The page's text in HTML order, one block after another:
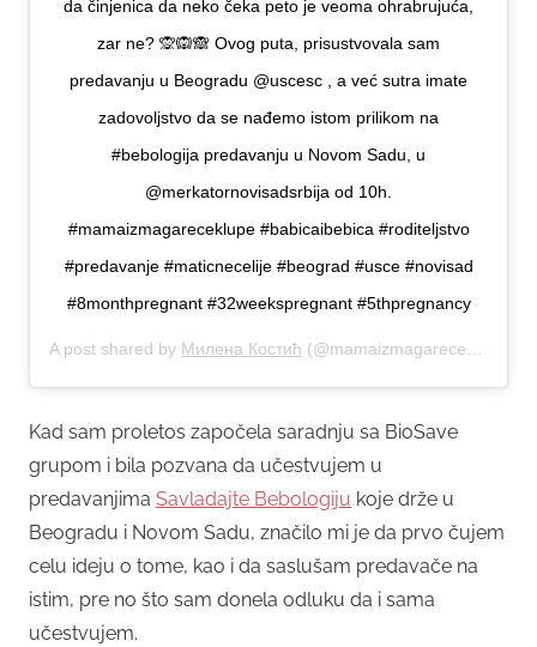
da činjenica da neko čeka peto je veoma ohrabrujuća,
zar ne? 🙊🙉🙈 Ovog puta, prisustvovala sam
predavanju u Beogradu @uscesc , a već sutra imate
zadovoljstvo da se nađemo istom prilikom na
#bebologija predavanju u Novom Sadu, u
@merkatornovisadsrbija od 10h.
#mamaizmagareceklupe #babicaibebica #roditeljstvo
#predavanje #maticnecelije #beograd #usce #novisad
#8monthpregnant #32weekspregnant #5thpregnancy
A post shared by Милена Костић (@mamaizmagareceklupe) on
Kad sam proletos započela saradnju sa BioSave
grupom i bila pozvana da učestvujem u
predavanjima Savladajte Bebologiju koje drže u
Beogradu i Novom Sadu, značilo mi je da prvo čujem
celu ideju o tome, kao i da saslušam predavače na
istim, pre no što sam donela odluku da i sama
učestvujem.